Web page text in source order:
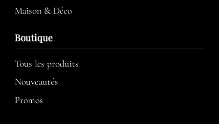
Maison & Déco
Boutique
Tous les produits
Nouveautés
Promos